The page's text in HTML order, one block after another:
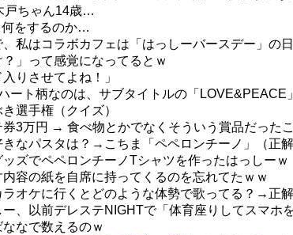
戸ちゃん14歳…
をするのか…
私はコラボカフェは「はっしーバースデー」の
」って感覚になってるとｗ
りさせてよね！」
ート柄なのは、サブタイトルの「LOVE&PEACE
選手権（クイズ）
3万円 → 食べ物とかでなくそういう賞品だった
なパスタは？→こちま「ペペロンチーノ」（正解
ズでペペロンチーノTシャツを作ったはっしー
容の紙を自席に持ってくるのを忘れてたｗｗ
オケに行くとどのような体勢で歌ってる？→正
、以前デレステNIGHTで「体育座りしてスマホ
なで数えるのｗ